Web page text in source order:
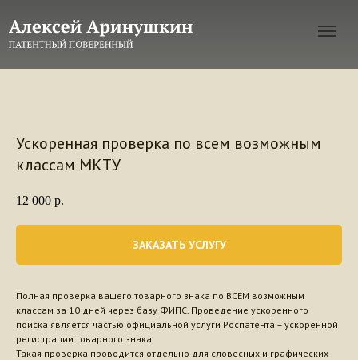
Ускоренная проверка по всем возможным
классам МКТУ
12 000 р.
ЗАКАЗАТЬ УСЛУГУ
Полная проверка вашего товарного знака по ВСЕМ возможным
классам за 10 дней через базу ФИПС. Проведение ускоренного
поиска является частью официальной услуги Роспатента – ускоренной
регистрации товарного знака.
Такая проверка проводится отдельно для словесных и графических